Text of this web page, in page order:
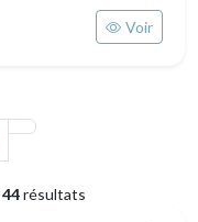
Voir
44résultats